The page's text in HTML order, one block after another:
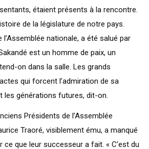
étaient présents à la rencontre.
de la législature de notre pays.
l’Assemblée nationale, a été salué par
est un homme de paix, un
on dans la salle. Les grands
qui forcent l’admiration de sa
les générations futures, dit-on.
Présidents de l’Assemblée
Traoré, visiblement ému, a manqué
ce que leur successeur a fait. « C’est du